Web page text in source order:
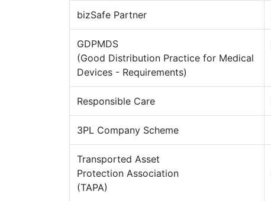
bizSafe Partner
GDPMDS
(Good Distribution Practice for Medical
Devices - Requirements)
Responsible Care
3PL Company Scheme
Transported Asset
Protection Association
(TAPA)